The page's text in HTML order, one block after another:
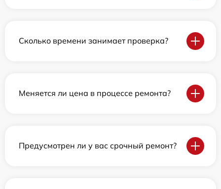
Сколько времени занимает проверка?
Меняется ли цена в процессе ремонта?
Предусмотрен ли у вас срочный ремонт?